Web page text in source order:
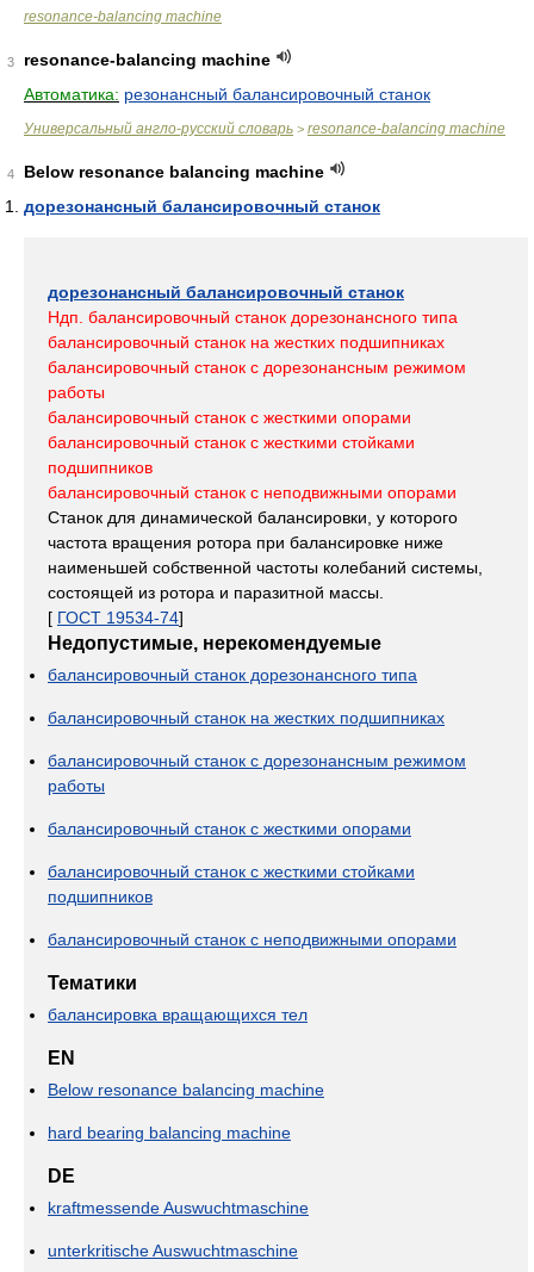
resonance-balancing machine
3
resonance-balancing machine
Автоматика: резонансный балансировочный станок
Универсальный англо-русский словарь > resonance-balancing machine
4
Below resonance balancing machine
дорезонансный балансировочный станок
дорезонансный балансировочный станок
Ндп. балансировочный станок дорезонансного типа
балансировочный станок на жестких подшипниках
балансировочный станок с дорезонансным режимом
работы
балансировочный станок с жесткими опорами
балансировочный станок с жесткими стойками
подшипников
балансировочный станок с неподвижными опорами
Станок для динамической балансировки, у которого
частота вращения ротора при балансировке ниже
наименьшей собственной частоты колебаний системы,
состоящей из ротора и паразитной массы.
[ ГОСТ 19534-74]
Недопустимые, нерекомендуемые
балансировочный станок дорезонансного типа
балансировочный станок на жестких подшипниках
балансировочный станок с дорезонансным режимом
работы
балансировочный станок с жесткими опорами
балансировочный станок с жесткими стойками
подшипников
балансировочный станок с неподвижными опорами
Тематики
балансировка вращающихся тел
EN
Below resonance balancing machine
hard bearing balancing machine
DE
kraftmessende Auswuchtmaschine
unterkritische Auswuchtmaschine